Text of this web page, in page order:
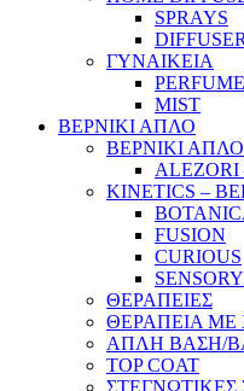
SPRAYS
ΓΥΝΑΙΚΕΙΑ
MIST
ΒΕΡΝΙΚΙ ΑΠΛΟ
ΒΕΡΝΙΚΙ ΑΠΛΟ
KINETICS –
FUSION
CURIOUS
SENSORY
ΘΕΡΑΠΕΙΕΣ
ΘΕΡΑΠΕΙΑ
ΑΠΛΗ ΒΑΣΗ/
TOP COAT
ΣΤΕΓΝΩΤΙΚΕΣ